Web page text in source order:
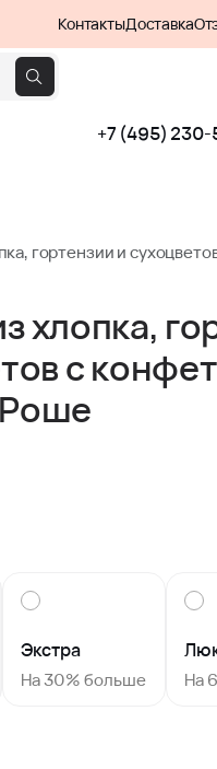
КонтактыДоставка
+7 (495) 230-
гортензии и
хлопка,
с
Экстра
На 30% больше На